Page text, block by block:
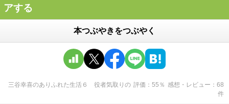
アする
本つぶやきをつぶやく
三谷幸喜のありふれた生活６ 役者気取り の 評価 55 ％ 感想・レビュー
68
件